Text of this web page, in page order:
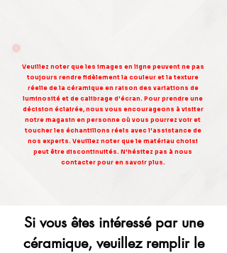
Veuillez noter que les images en ligne peuvent ne pas
toujours rendre fidèlement la couleur et la texture
réelle de la céramique en raison des variations de
luminosité et de calibrage d'écran. Pour prendre une
décision éclairée, nous vous encourageons à visiter
notre magasin en personne où vous pourrez voir et
toucher les échantillons réels avec l'assistance de
nos experts. Veuillez noter que le matériau choisi
peut être discontinuités. N'hésitez pas à nous
contacter pour en savoir plus.
Si vous êtes intéressé par une
céramique, veuillez remplir le